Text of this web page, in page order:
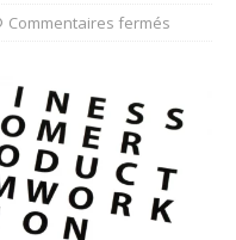
Commentaires fermés